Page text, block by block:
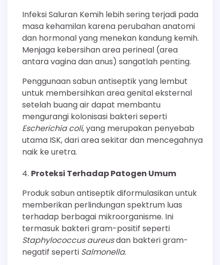
Infeksi Saluran Kemih lebih sering terjadi pada
masa kehamilan karena perubahan anatomi
dan hormonal yang menekan kandung kemih.
Menjaga kebersihan area perineal (area
antara vagina dan anus) sangatlah penting.
Penggunaan sabun antiseptik yang lembut
untuk membersihkan area genital eksternal
setelah buang air dapat membantu
mengurangi kolonisasi bakteri seperti
Escherichia coli, yang merupakan penyebab
utama ISK, dari area sekitar dan mencegahnya
naik ke uretra.
Proteksi Terhadap Patogen Umum
Produk sabun antiseptik diformulasikan untuk
memberikan perlindungan spektrum luas
terhadap berbagai mikroorganisme. Ini
termasuk bakteri gram-positif seperti
Staphylococcus aureusdan bakteri gram-
negatif seperti Salmonella.